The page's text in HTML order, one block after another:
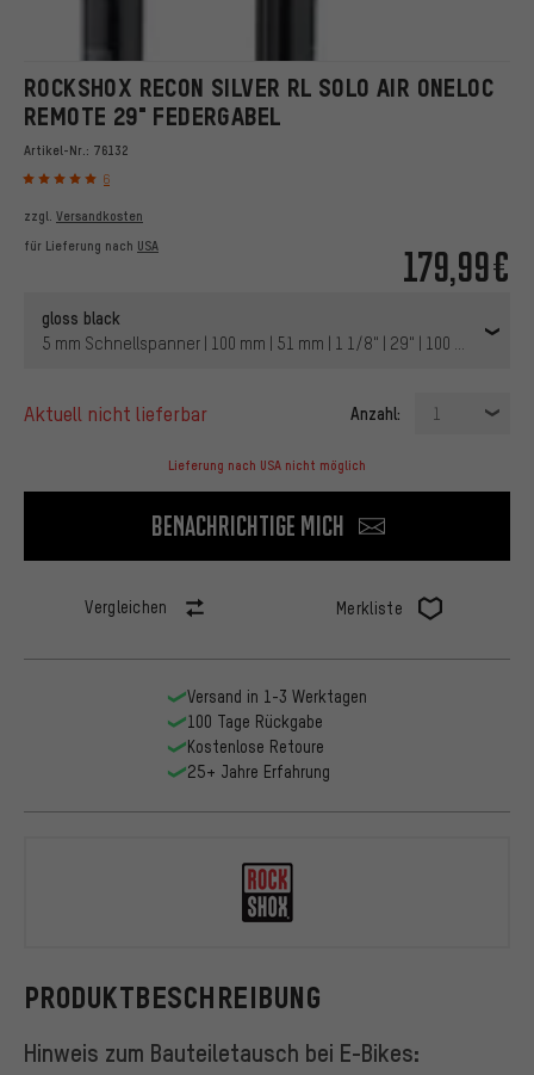
ROCKSHOX RECON SILVER RL SOLO AIR ONELOC
REMOTE 29" FEDERGABEL
Artikel-Nr.: 76132
6
179,99€
zzgl. Versandkosten
für Lieferung nach USA
gloss black
5 mm Schnellspanner | 100 mm | 51 mm | 1 1/8" | 29" | 100 mm
aktuell nicht lieferbar Anzahl: 1
Lieferung nach USA nicht möglich
Benachrichtige mich
Vergleichen Merkliste
PRODUKTBESCHREIBUNG
Hinweis zum Bauteiletausch bei E-Bikes:
Versand in 1-3 Werktagen
100 Tage Rückgabe
Kostenlose Retoure
25+ Jahre Erfahrung